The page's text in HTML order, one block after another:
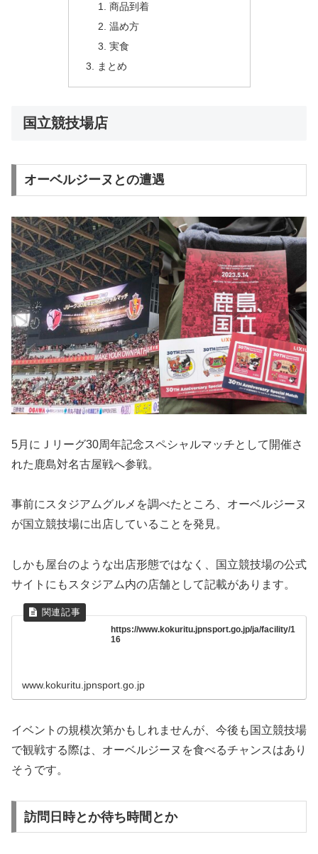
商品到着
温め方
実食
まとめ
国立競技場店
オーベルジーヌとの遭遇
5月にＪリーグ30周年記念スペシャルマッチとして開催さ
れた鹿島対名古屋戦へ参戦。
事前にスタジアムグルメを調べたところ、オーベルジーヌ
が国立競技場に出店していることを発見。
しかも屋台のような出店形態ではなく、国立競技場の公式
サイトにもスタジアム内の店舗として記載があります。
https://www.kokuritu.jpnsport.go.jp/ja/facility/1
16
www.kokuritu.jpnsport.go.jp
イベントの規模次第かもしれませんが、今後も国立競技場
で観戦する際は、オーベルジーヌを食べるチャンスはあり
そうです。
訪問日時とか待ち時間とか